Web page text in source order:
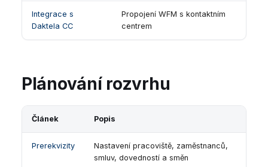
Integrace s
Daktela CC
Propojení WFM s kontaktním
centrem
Plánování rozvrhu
Článek Popis
Prerekvizity
Nastavení pracoviště, zaměstnanců,
smluv, dovedností a směn